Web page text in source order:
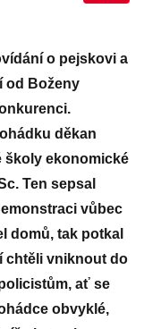
o pejskovi a
od Boženy
děkan
školy ekonomické
Ten sepsal
vůbec
domů, tak potkal
chtěli vniknout do
ať se
obvyklé,